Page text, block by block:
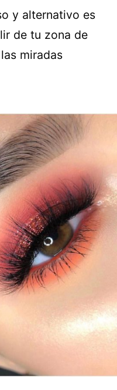
y alternativo es
de tu zona de
miradas